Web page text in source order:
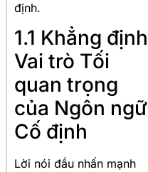
định.
1.1 Khẳng định
Vai trò Tối
quan trọng
của Ngôn ngữ
Cố định
Lời nói đầu nhấn mạnh